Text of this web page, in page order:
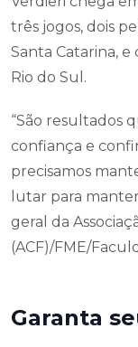
três jogos, dois
Santa Catarina,
Rio do Sul.
“São resultados
confiança e
precisamos
lutar para
geral da
(ACF)/FME/
Garanta